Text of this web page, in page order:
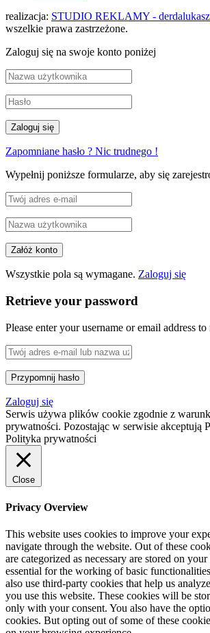
realizacja: STUDIO REKLAMY -
wszelkie prawa zastrzeżone.
Zaloguj się na swoje konto poniżej
Zapomniane hasło ? Nic trudnego !
Wypełnij poniższe formularze, aby się
Wszystkie pola są wymagane. Zaloguj się
Retrieve your password
Please enter your username or email address
Zaloguj się
Serwis używa plików cookie zgodnie z
prywatności. Pozostając w serwisie akceptują
Polityka prywatności
Close
Privacy Overview
This website uses cookies to improve your
navigate through the website. Out of these
are categorized as necessary are stored on
essential for the working of basic
also use third-party cookies that help us
you use this website. These cookies will be
only with your consent. You also have the
cookies. But opting out of some of these